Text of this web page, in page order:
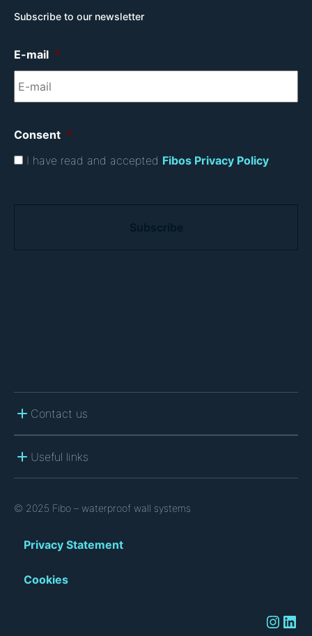
Subscribe to our newsletter
E-mail *
Consent *
I have read and accepted Fibos Privacy Policy
Contact us
Useful links
© 2025 Fibo – waterproof wall systems
Privacy Statement
Cookies
Instagram LinkedIn